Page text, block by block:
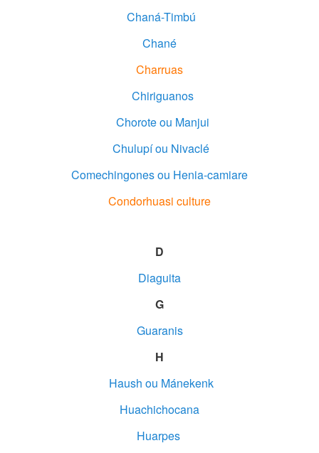
Chaná-Timbú
Chané
Charruas
Chiriguanos
Chorote ou Manjui
Chulupí ou Nivaclé
Comechingones ou Henia-camiare
Condorhuasi culture
D
Diaguita
G
Guaranis
H
Haush ou Mánekenk
Huachichocana
Huarpes